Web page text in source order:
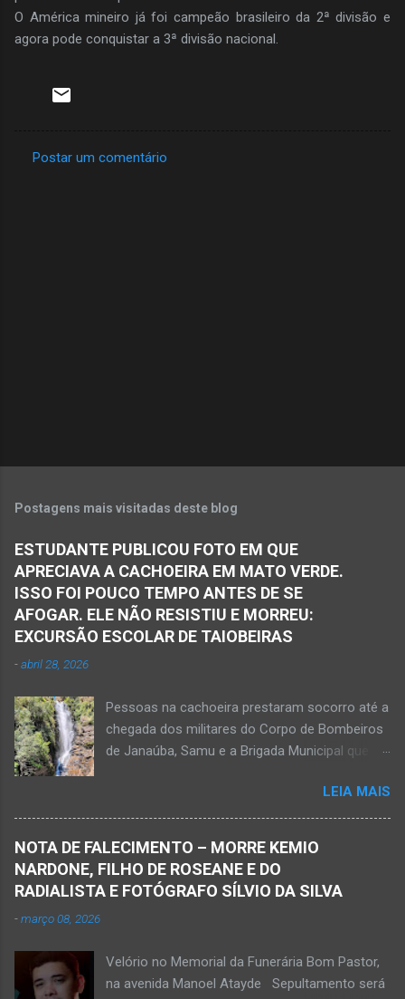
O América mineiro já foi campeão brasileiro da 2ª divisão e
agora pode conquistar a 3ª divisão nacional.
Postar um comentário
Postagens mais visitadas deste blog
ESTUDANTE PUBLICOU FOTO EM QUE
APRECIAVA A CACHOEIRA EM MATO VERDE.
ISSO FOI POUCO TEMPO ANTES DE SE
AFOGAR. ELE NÃO RESISTIU E MORREU:
EXCURSÃO ESCOLAR DE TAIOBEIRAS
-abril 28, 2026
Pessoas na cachoeira prestaram socorro até a
chegada dos militares do Corpo de Bombeiros
de Janaúba, Samu e a Brigada Municipal que
resistiu e foi a óbito Foto álbum pessoal Kauan
Pereira Alves publicou em sua rede social a
foto em que apreciava a Cachoeira Maria Rosa,
em Mato Verde, pouco tempo antes de se
afogar e depois vir a óbito nesta terça-feira, dia
socorrem estudante que se afogou em
cachoeira em Mato Verde nesta terça-feira, dia
LEIA MAIS
NOTA DE FALECIMENTO – MORRE KEMIO
NARDONE, FILHO DE ROSEANE E DO
RADIALISTA E FOTÓGRAFO SÍLVIO DA SILVA
-março 08, 2026
Velório no Memorial da Funerária Bom Pastor,
na avenida Manoel Atayde Sepultamento será